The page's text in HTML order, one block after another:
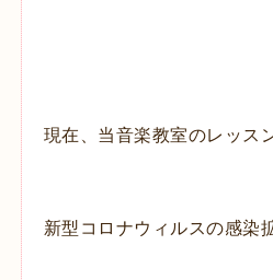
現在、当音楽教室のレッス
新型コロナウィルスの感染